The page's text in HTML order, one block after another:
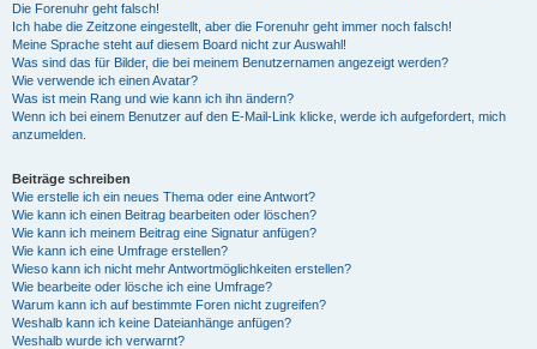
Die Forenuhr geht falsch!
Ich habe die Zeitzone eingestellt, aber die Forenuhr geht immer noch falsch!
Meine Sprache steht auf diesem Board nicht zur Auswahl!
Was sind das für Bilder, die bei meinem Benutzernamen angezeigt werden?
Wie verwende ich einen Avatar?
Was ist mein Rang und wie kann ich ihn ändern?
Wenn ich bei einem Benutzer auf den E-Mail-Link klicke, werde ich aufgefordert, mich
anzumelden.
Beiträge schreiben
Wie erstelle ich ein neues Thema oder eine Antwort?
Wie kann ich einen Beitrag bearbeiten oder löschen?
Wie kann ich meinem Beitrag eine Signatur anfügen?
Wie kann ich eine Umfrage erstellen?
Wieso kann ich nicht mehr Antwortmöglichkeiten erstellen?
Wie bearbeite oder lösche ich eine Umfrage?
Warum kann ich auf bestimmte Foren nicht zugreifen?
Weshalb kann ich keine Dateianhänge anfügen?
Weshalb wurde ich verwarnt?